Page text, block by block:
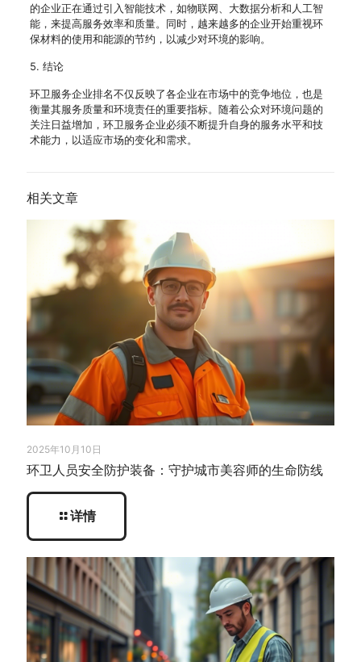
的企业正在通过引入智能技术，如物联网、大数据分析和人工智
能，来提高服务效率和质量。同时，越来越多的企业开始重视环
保材料的使用和能源的节约，以减少对环境的影响。
5. 结论
环卫服务企业排名不仅反映了各企业在市场中的竞争地位，也是
衡量其服务质量和环境责任的重要指标。随着公众对环境问题的
关注日益增加，环卫服务企业必须不断提升自身的服务水平和技
术能力，以适应市场的变化和需求。
相关文章
2025年10月10日
环卫人员安全防护装备：守护城市美容师的生命防线
详情